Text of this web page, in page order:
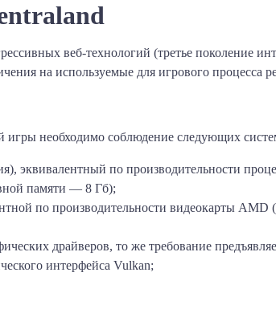
веб-технологий (третье поколение
на используемые для игрового процесса
игры необходимо соблюдение следующих
эквивалентный по производительности
памяти — 8 Гб);
по производительности видеокарты AMD
драйверов, то же требование
интерфейса Vulkan;